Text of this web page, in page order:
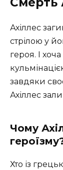
Ахіллес
стрілою у
героя. І
завдяки
Ахіллес
Чому
Хто із